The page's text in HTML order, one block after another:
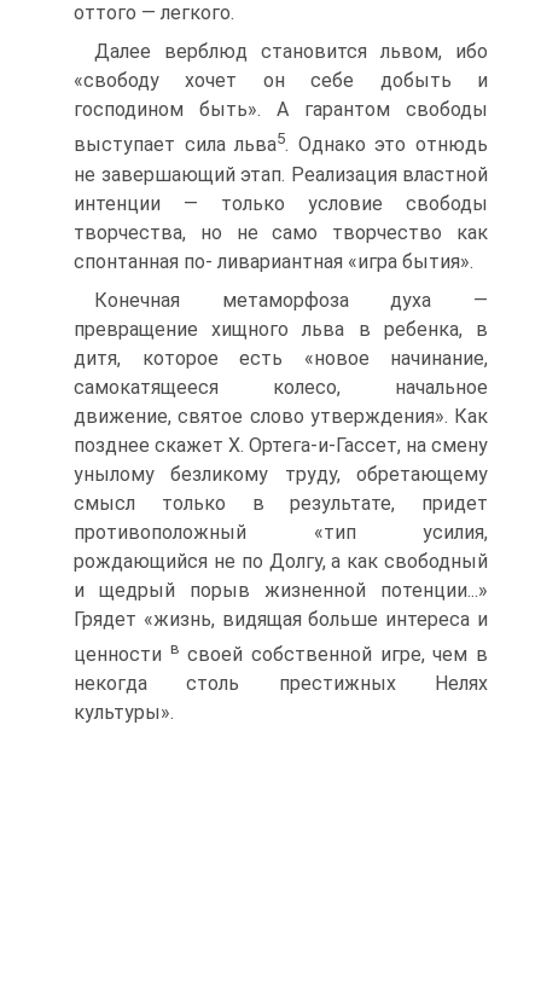
оттого — легкого.
Далее верблюд становится львом, ибо
«свободу хочет он себе добыть и
господином быть». А гарантом свободы
выступает сила льва5. Однако это отнюдь
не завершающий этап. Реализация властной
интенции — только условие свободы
творчества, но не само творчество как
спонтанная по- ливариантная «игра бытия».
Конечная метаморфоза духа —
превращение хищного льва в ребенка, в
дитя, которое есть «новое начинание,
самокатящееся колесо, начальное
движение, святое слово утверждения». Как
позднее скажет X. Ортега-и-Гассет, на смену
унылому безликому труду, обретающему
смысл только в результате, придет
противоположный «тип усилия,
рождающийся не по Долгу, а как свободный
и щедрый порыв жизненной потенции...»
Грядет «жизнь, видящая больше интереса и
ценности в своей собственной игре, чем в
некогда столь престижных Нелях
культуры».